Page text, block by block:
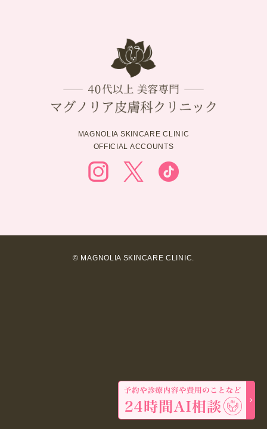
MAGNOLIA SKINCARE CLINIC
OFFICIAL ACCOUNTS
© MAGNOLIA SKINCARE CLINIC.